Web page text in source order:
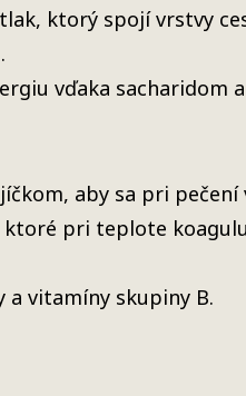
ktorý spojí vrstvy
vďaka sacharidom
aby sa pri
pri teplote
vitamíny skupiny B.